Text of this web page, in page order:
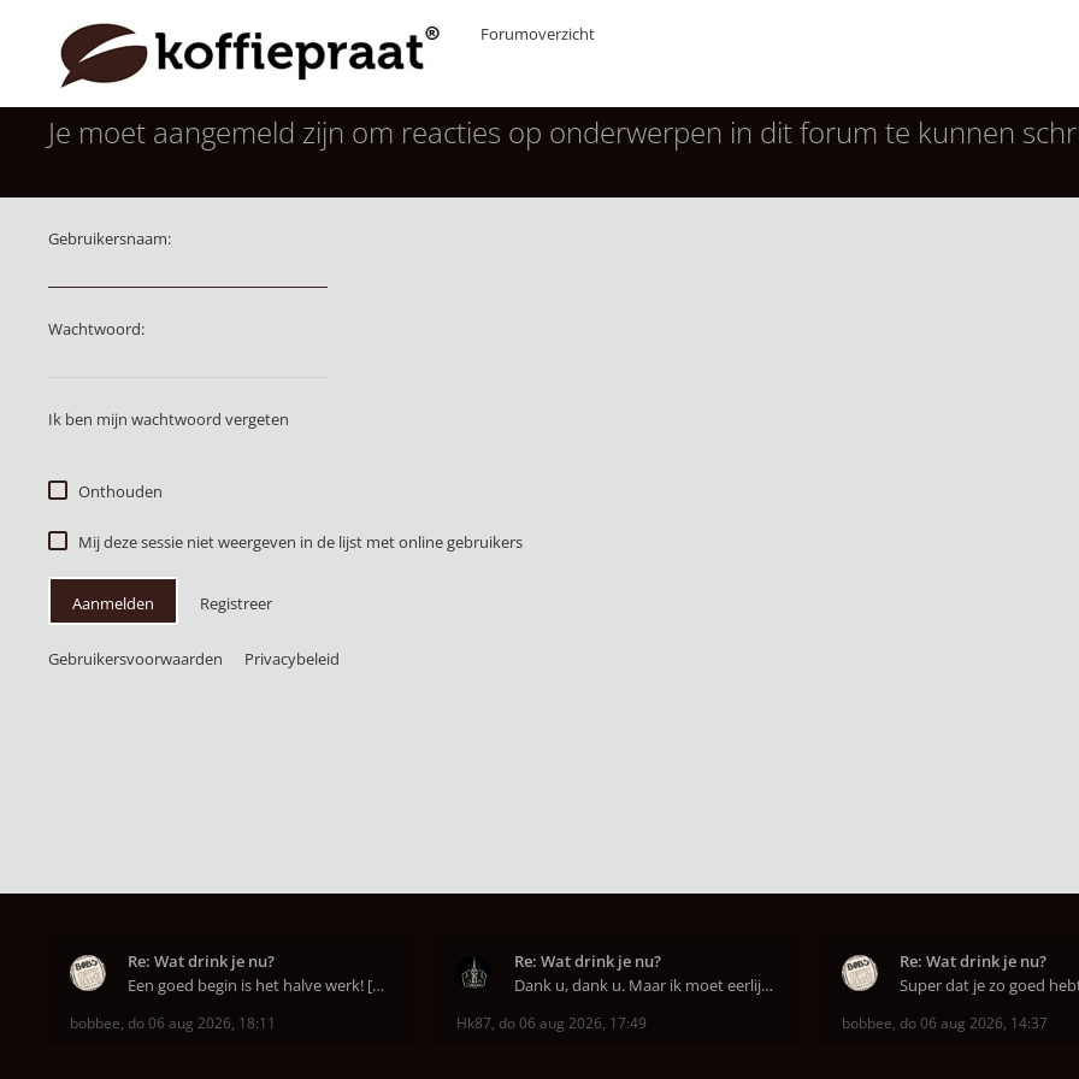
Forumoverzicht
Je moet aangemeld zijn om reacties op onderwerpen in dit forum te kunnen
Gebruikersnaam:
Wachtwoord:
Ik ben mijn wachtwoord vergeten
Onthouden
Mij deze sessie niet weergeven in de lijst met online gebruikers
Aanmelden Registreer
Gebruikersvoorwaarden Privacybeleid
Re: Wat drink je nu?
Een goed begin is het halve werk! [emoji6]
bobbee, do 06 aug 2026, 18:11
Re: Wat drink je nu?
Dank u, dank u. Maar ik moet eerlijk bekennen da
Hk87, do 06 aug 2026, 17:49
Re: Wat drink je nu?
bobbee, do 06 aug 2026, 14:37